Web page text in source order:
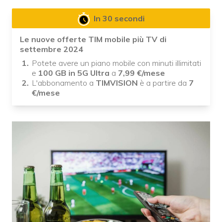
In 30 secondi
Le nuove offerte TIM mobile più TV di
settembre 2024
Potete avere un piano mobile con minuti illimitati
e 100 GB in 5G Ultra a 7,99 €/mese
L'abbonamento a TIMVISION è a partire da 7
€/mese